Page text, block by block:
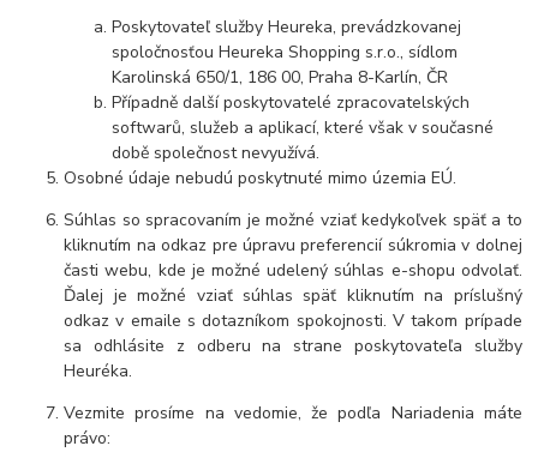
Poskytovateľ služby Heureka, prevádzkovanej
spoločnosťou Heureka Shopping s.r.o., sídlom
Karolinská 650/1, 186 00, Praha 8-Karlín, ČR
Případně další poskytovatelé zpracovatelských
softwarů, služeb a aplikací, které však v současné
době společnost nevyužívá.
Osobné údaje nebudú poskytnuté mimo územia EÚ.
Súhlas so spracovaním je možné vziať kedykoľvek späť a to
kliknutím na odkaz pre úpravu preferencií súkromia v dolnej
časti webu, kde je možné udelený súhlas e-shopu odvolať.
Ďalej je možné vziať súhlas späť kliknutím na príslušný
odkaz v emaile s dotazníkom spokojnosti. V takom prípade
sa odhlásite z odberu na strane poskytovateľa služby
Heuréka.
Vezmite prosíme na vedomie, že podľa Nariadenia máte
právo: